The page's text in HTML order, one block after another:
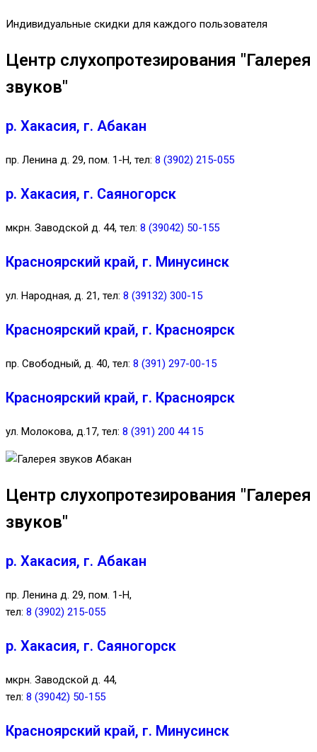
Индивидуальные скидки для каждого пользователя
Центр слухопротезирования "Галерея
звуков"
р. Хакасия, г. Абакан
пр. Ленина д. 29, пом. 1-Н, тел: 8 (3902) 215-055
р. Хакасия, г. Саяногорск
мкрн. Заводской д. 44, тел: 8 (39042) 50-155
Красноярский край, г. Минусинск
ул. Народная, д. 21, тел: 8 (39132) 300-15
Красноярский край, г. Красноярск
пр. Свободный, д. 40, тел: 8 (391) 297-00-15
Красноярский край, г. Красноярск
ул. Молокова, д.17, тел: 8 (391) 200 44 15
Центр слухопротезирования "Галерея
звуков"
р. Хакасия, г. Абакан
пр. Ленина д. 29, пом. 1-Н,
тел: 8 (3902) 215-055
р. Хакасия, г. Саяногорск
мкрн. Заводской д. 44,
тел: 8 (39042) 50-155
Красноярский край, г. Минусинск